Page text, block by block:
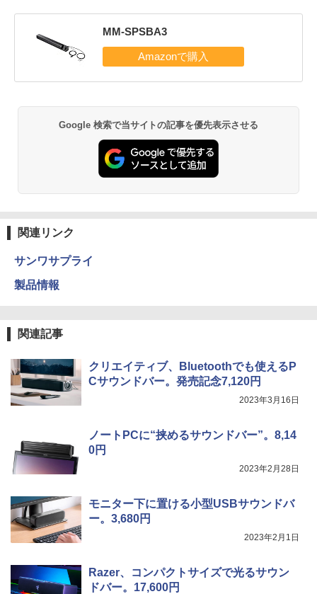
MM-SPSBA3
Google 検索で当サイトの記事を優先表示させる
関連リンク
サンワサプライ
製品情報
関連記事
クリエイティブ、Bluetoothでも使えるP
Cサウンドバー。発売記念7,120円
2023年3月16日
ノートPCに“挟めるサウンドバー”。8,14
0円
2023年2月28日
モニター下に置ける小型USBサウンドバ
ー。3,680円
2023年2月1日
Razer、コンパクトサイズで光るサウン
ドバー。17,600円